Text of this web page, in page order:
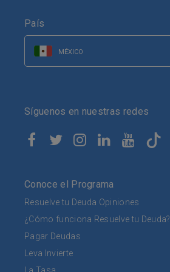
País
MÉXICO
Síguenos en nuestras redes
Conoce el Programa
Resuelve tu Deuda Opiniones
¿Cómo funciona Resuelve tu Deuda?
Pagar Deudas
Leva Invierte